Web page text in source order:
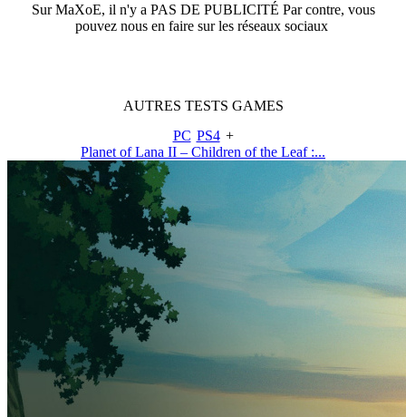
SurMaXoE, il n'y a PAS DE PUBLICITÉ Par contre, vous
pouvez nous en faire sur les réseaux sociaux
AUTRES TESTS GAMES
PC PS4 +
Planet of Lana II – Children of the Leaf :...